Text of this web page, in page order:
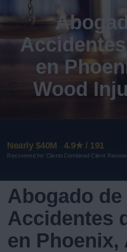
en
Wood
Nearly $40M
Recovered for Clients
4.9★ / 191
Combined Client
Abogado de
Accidentes
en Phoenix,